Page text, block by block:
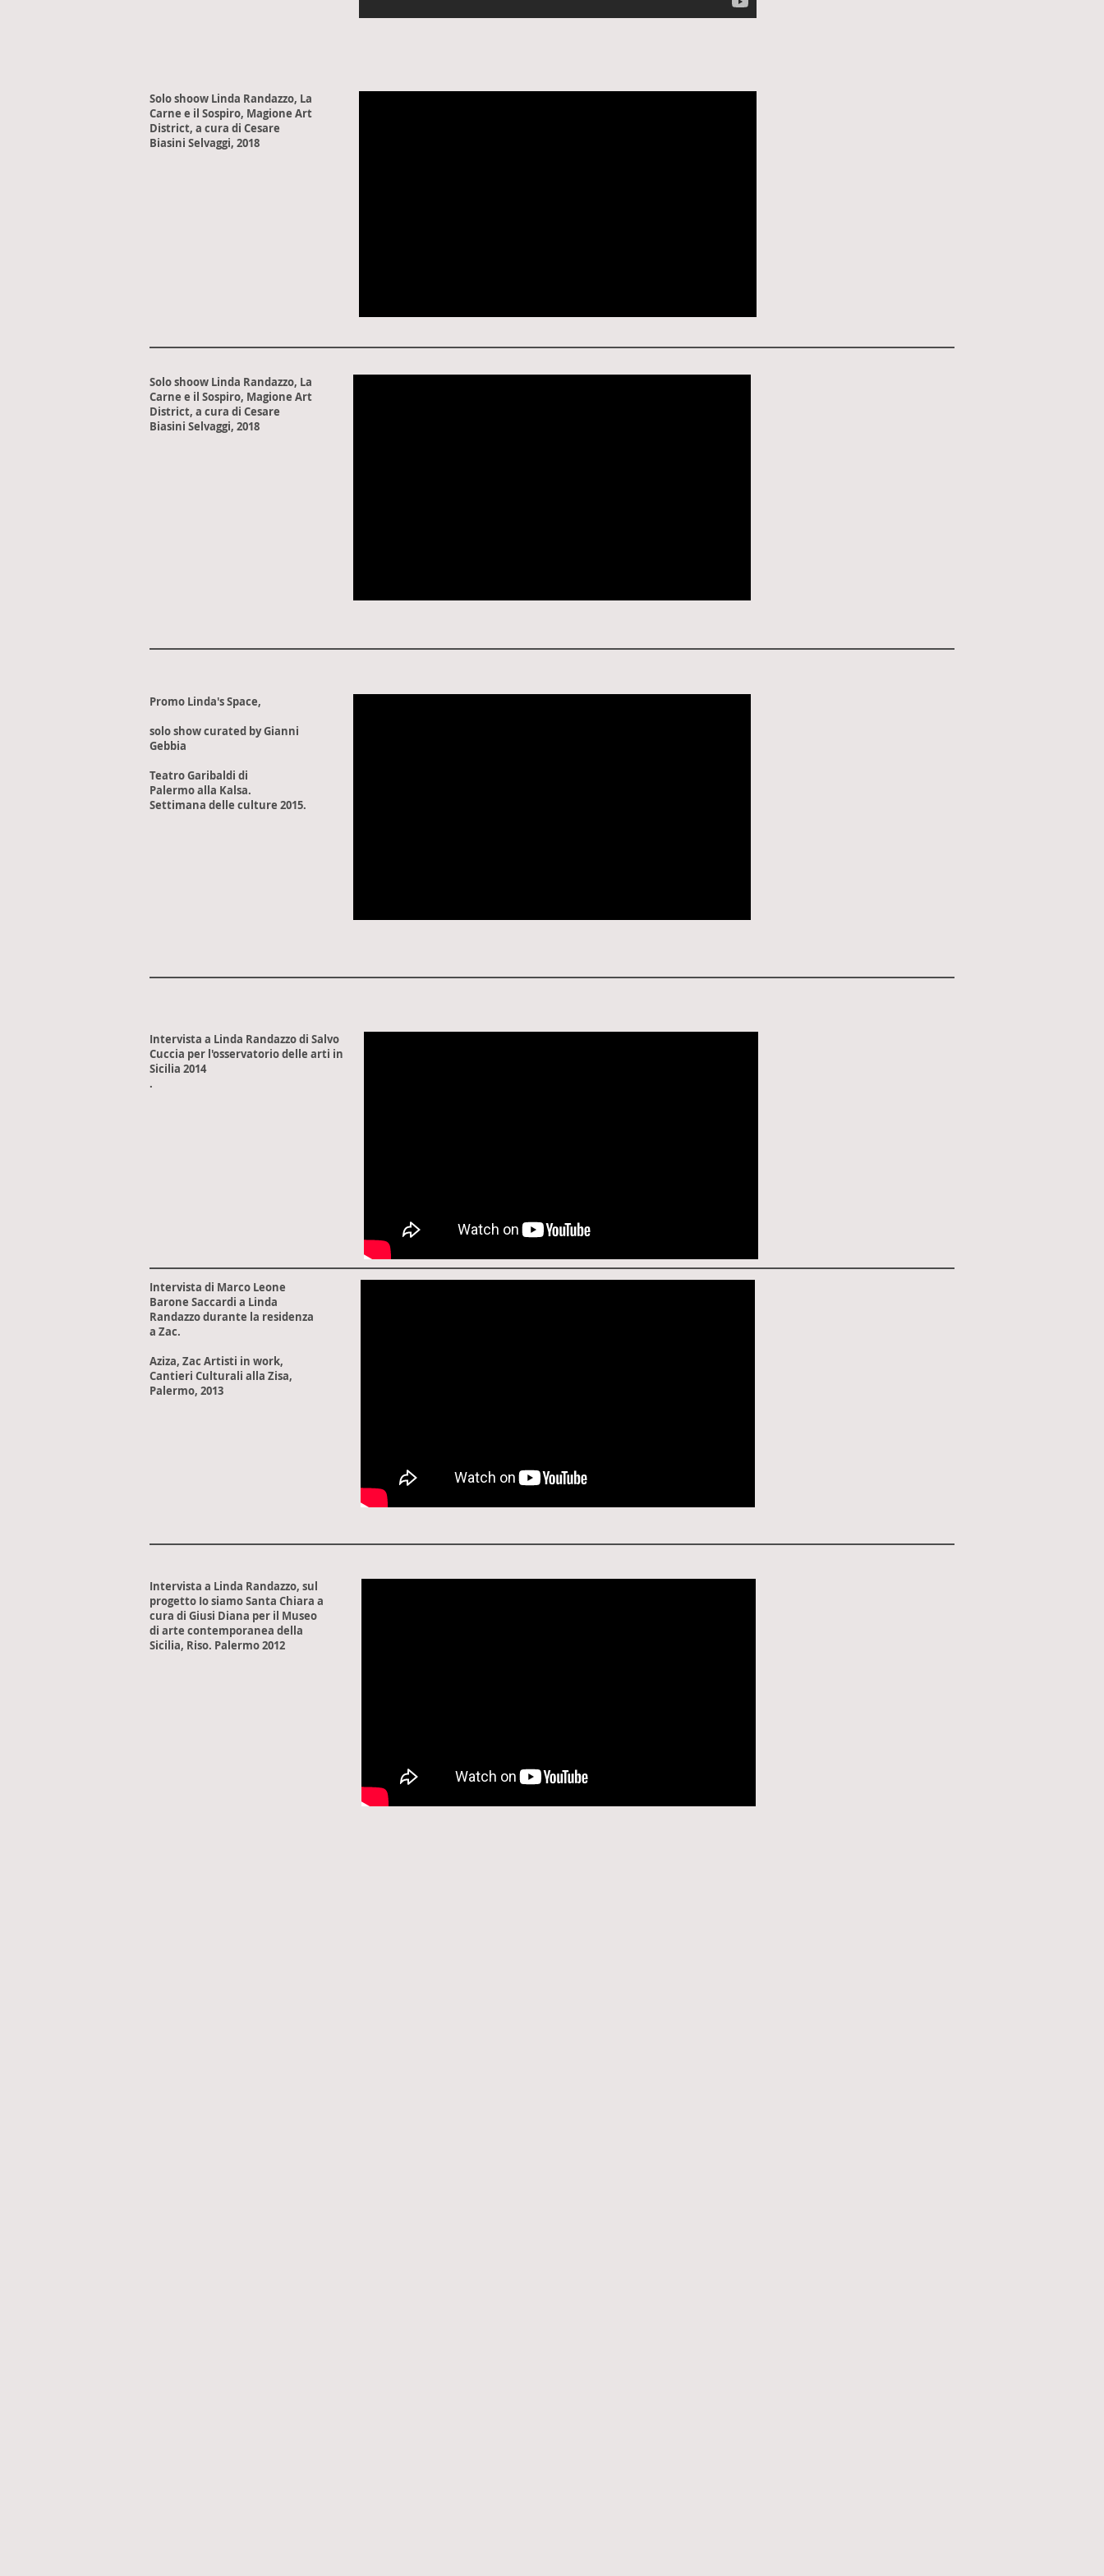
Solo shoow Linda Randazzo, La
Carne e il Sospiro, Magione Art
District, a cura di Cesare
Biasini Selvaggi, 2018
Solo shoow Linda Randazzo, La
Carne e il Sospiro, Magione Art
District, a cura di Cesare
Biasini Selvaggi, 2018
Promo Linda's Space,
solo show curated by Gianni
Gebbia
Teatro Garibaldi di
Palermo alla Kalsa.
Settimana delle culture 2015.
Intervista a Linda Randazzo di Salvo
Cuccia per l'osservatorio delle arti in
Sicilia 2014
.
Intervista di Marco Leone
Barone Saccardi a Linda
Randazzo durante la residenza
a Zac.
Aziza, Zac Artisti in work,
Cantieri Culturali alla Zisa,
Palermo, 2013
Intervista a Linda Randazzo, sul
progetto Io siamo Santa Chiara a
cura di Giusi Diana per il Museo
di arte contemporanea della
Sicilia, Riso. Palermo 2012